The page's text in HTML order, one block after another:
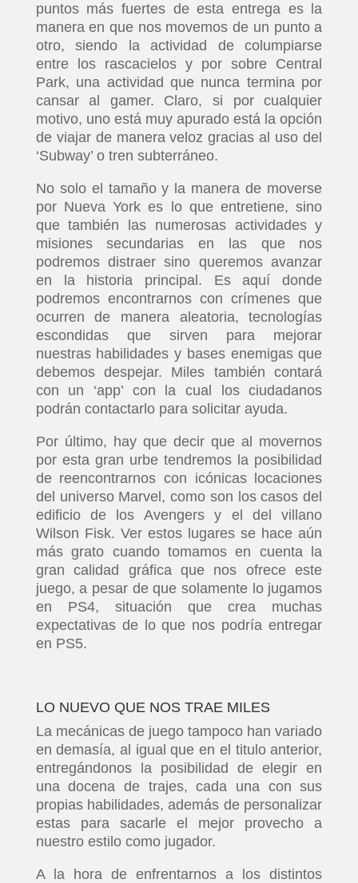
puntos más fuertes de esta entrega es la
manera en que nos movemos de un punto a
otro, siendo la actividad de columpiarse
entre los rascacielos y por sobre Central
Park, una actividad que nunca termina por
cansar al gamer. Claro, si por cualquier
motivo, uno está muy apurado está la opción
de viajar de manera veloz gracias al uso del
‘Subway’ o tren subterráneo.
No solo el tamaño y la manera de moverse
por Nueva York es lo que entretiene, sino
que también las numerosas actividades y
misiones secundarias en las que nos
podremos distraer sino queremos avanzar
en la historia principal. Es aquí donde
podremos encontrarnos con crímenes que
ocurren de manera aleatoria, tecnologías
escondidas que sirven para mejorar
nuestras habilidades y bases enemigas que
debemos despejar. Miles también contará
con un ‘app’ con la cual los ciudadanos
podrán contactarlo para solicitar ayuda.
Por último, hay que decir que al movernos
por esta gran urbe tendremos la posibilidad
de reencontrarnos con icónicas locaciones
del universo Marvel, como son los casos del
edificio de los Avengers y el del villano
Wilson Fisk. Ver estos lugares se hace aún
más grato cuando tomamos en cuenta la
gran calidad gráfica que nos ofrece este
juego, a pesar de que solamente lo jugamos
en PS4, situación que crea muchas
expectativas de lo que nos podría entregar
en PS5.
LO NUEVO QUE NOS TRAE MILES
La mecánicas de juego tampoco han variado
en demasía, al igual que en el titulo anterior,
entregándonos la posibilidad de elegir en
una docena de trajes, cada una con sus
propias habilidades, además de personalizar
estas para sacarle el mejor provecho a
nuestro estilo como jugador.
A la hora de enfrentarnos a los distintos